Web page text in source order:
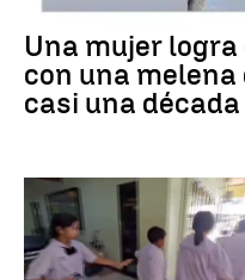
Una mujer
con una melena
casi una